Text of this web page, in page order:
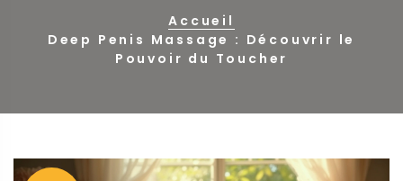
Accueil
Deep Penis Massage : Découvrir le
Pouvoir du Toucher